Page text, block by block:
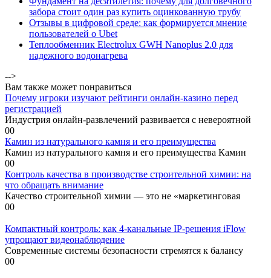
забора стоит один раз купить оцинкованную трубу
Отзывы в цифровой среде: как формируется мнение
пользователей о Ubet
Теплообменник Electrolux GWH Nanoplus 2.0 для
надежного водонагрева
-->
Вам также может понравиться
Почему игроки изучают рейтинги онлайн-казино перед
регистрацией
Индустрия онлайн-развлечений развивается с невероятной
00
Камин из натурального камня и его преимущества
Камин из натурального камня и его преимущества Камин
00
Контроль качества в производстве строительной химии: на
что обращать внимание
Качество строительной химии — это не «маркетинговая
00
Компактный контроль: как 4-канальные IP-решения iFlow
упрощают видеонаблюдение
Современные системы безопасности стремятся к балансу
00